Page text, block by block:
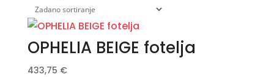
OPHELIA BEIGE fotelja
433,75 €